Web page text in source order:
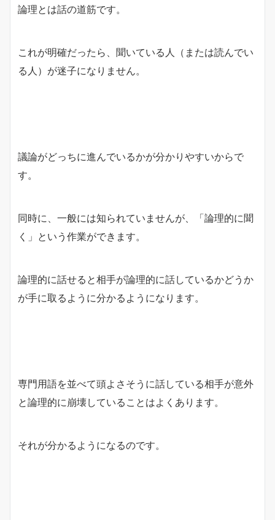
論理とは話の道筋です。
これが明確だったら、聞いている人（または読んでい
る人）が迷子になりません。
議論がどっちに進んでいるかが分かりやすいからで
す。
同時に、一般には知られていませんが、「論理的に聞
く」という作業ができます。
論理的に話せると相手が論理的に話しているかどうか
が手に取るように分かるようになります。
専門用語を並べて頭よさそうに話している相手が意外
と論理的に崩壊していることはよくあります。
それが分かるようになるのです。